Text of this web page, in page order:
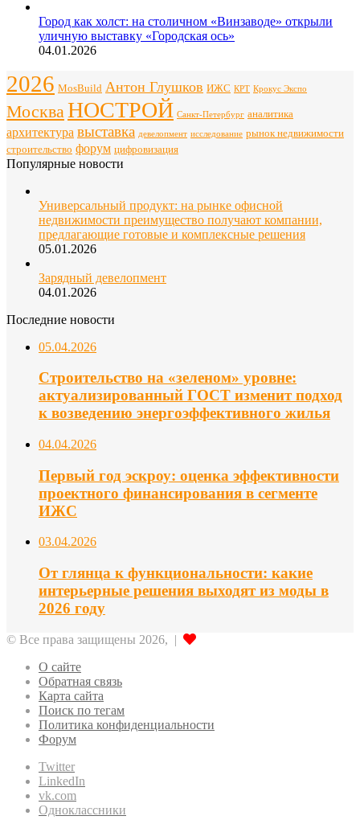
Город как холст: на столичном «Винзаводе» открыли
уличную выставку «Городская ось»
04.01.2026
2026 MosBuild Антон Глушков ИЖС КРТ Крокус Экспо
Москва НОСТРОЙ Санкт-Петербург аналитика
архитектура выставка девелопмент исследование рынок недвижимости
строительство форум цифровизация
Популярные новости
Универсальный продукт: на рынке офисной
недвижимости преимущество получают компании,
предлагающие готовые и комплексные решения
05.01.2026
Зарядный девелопмент
04.01.2026
Последние новости
05.04.2026
Строительство на «зеленом» уровне:
актуализированный ГОСТ изменит подход
к возведению энергоэффективного жилья
04.04.2026
Первый год эскроу: оценка эффективности
проектного финансирования в сегменте
ИЖС
03.04.2026
От глянца к функциональности: какие
интерьерные решения выходят из моды в
2026 году
© Все права защищены 2026, |
О сайте
Обратная связь
Карта сайта
Поиск по тегам
Политика конфиденциальности
Форум
Twitter
LinkedIn
vk.com
Одноклассники